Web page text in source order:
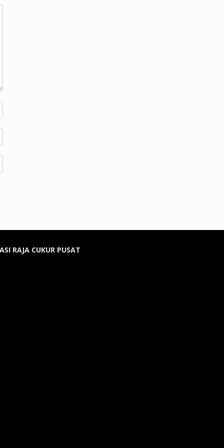
RAJA CUKUR PUSAT